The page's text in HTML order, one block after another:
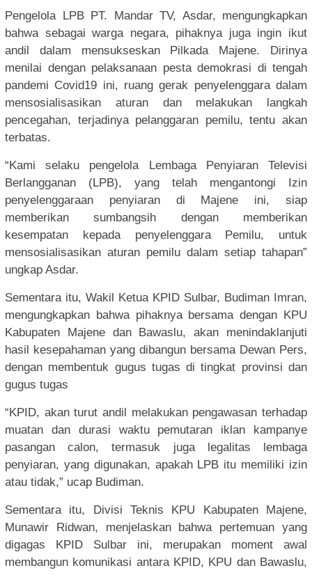
Pengelola LPB PT. Mandar TV, Asdar, mengungkapkan
bahwa sebagai warga negara, pihaknya juga ingin ikut
andil dalam mensukseskan Pilkada Majene. Dirinya
menilai dengan pelaksanaan pesta demokrasi di tengah
pandemi Covid19 ini, ruang gerak penyelenggara dalam
mensosialisasikan aturan dan melakukan langkah
pencegahan, terjadinya pelanggaran pemilu, tentu akan
terbatas.
“Kami selaku pengelola Lembaga Penyiaran Televisi
Berlangganan (LPB), yang telah mengantongi Izin
penyelenggaraan penyiaran di Majene ini, siap
memberikan sumbangsih dengan memberikan
kesempatan kepada penyelenggara Pemilu, untuk
mensosialisasikan aturan pemilu dalam setiap tahapan”
ungkap Asdar.
Sementara itu, Wakil Ketua KPID Sulbar, Budiman Imran,
mengungkapkan bahwa pihaknya bersama dengan KPU
Kabupaten Majene dan Bawaslu, akan menindaklanjuti
hasil kesepahaman yang dibangun bersama Dewan Pers,
dengan membentuk gugus tugas di tingkat provinsi dan
gugus tugas
“KPID, akan turut andil melakukan pengawasan terhadap
muatan dan durasi waktu pemutaran iklan kampanye
pasangan calon, termasuk juga legalitas lembaga
penyiaran, yang digunakan, apakah LPB itu memiliki izin
atau tidak,” ucap Budiman.
Sementara itu, Divisi Teknis KPU Kabupaten Majene,
Munawir Ridwan, menjelaskan bahwa pertemuan yang
digagas KPID Sulbar ini, merupakan moment awal
membangun komunikasi antara KPID, KPU dan Bawaslu,